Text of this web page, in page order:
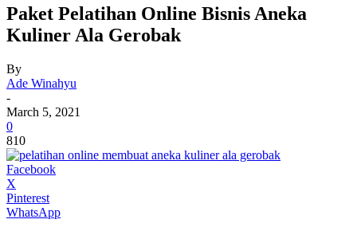
Paket Pelatihan Online Bisnis Aneka
Kuliner Ala Gerobak
By
Ade Winahyu
-
March 5, 2021
0
810
Facebook
X
Pinterest
WhatsApp